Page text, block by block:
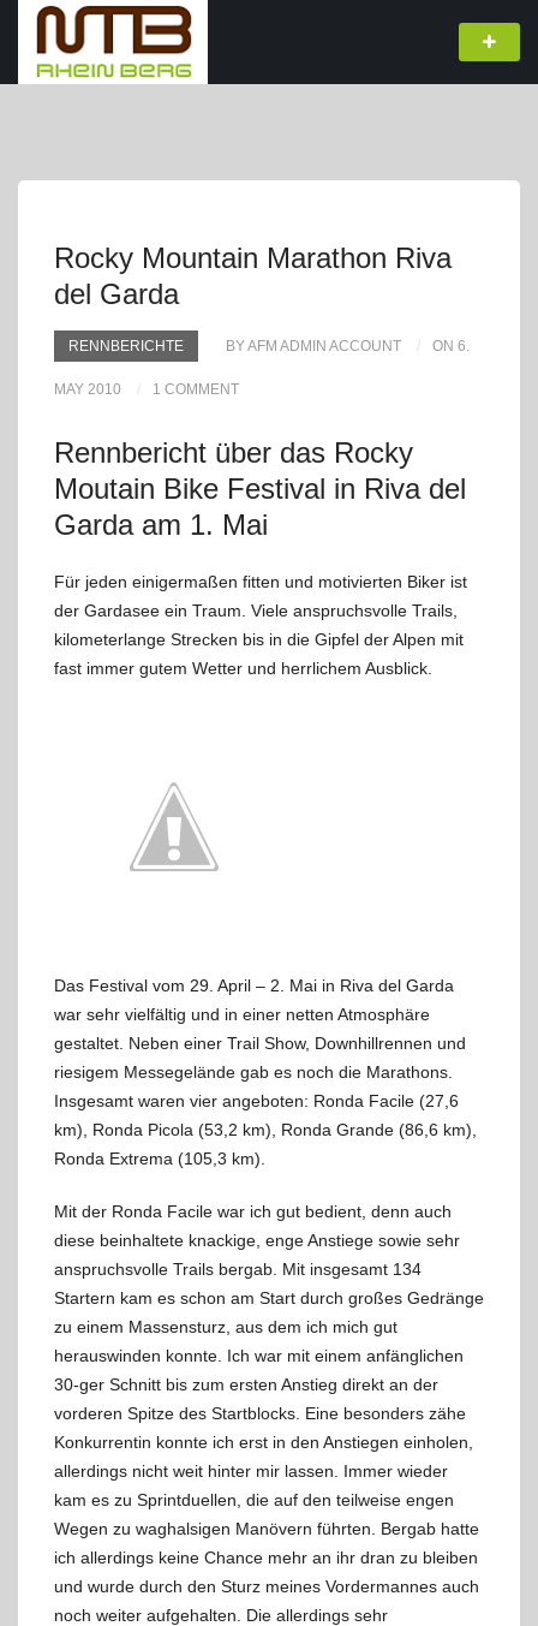
Rocky Mountain Marathon Riva
del Garda
RENNBERICHTE BY AFM ADMIN ACCOUNT ON 6.
MAY 2010 1 COMMENT
Rennbericht über das Rocky
Moutain Bike Festival in Riva del
Garda am 1. Mai
Für jeden einigermaßen fitten und motivierten Biker ist
der Gardasee ein Traum. Viele anspruchsvolle Trails,
kilometerlange Strecken bis in die Gipfel der Alpen mit
fast immer gutem Wetter und herrlichem Ausblick.
Das Festival vom 29. April – 2. Mai in Riva del Garda
war sehr vielfältig und in einer netten Atmosphäre
gestaltet. Neben einer Trail Show, Downhillrennen und
riesigem Messegelände gab es noch die Marathons.
Insgesamt waren vier angeboten: Ronda Facile (27,6
km), Ronda Picola (53,2 km), Ronda Grande (86,6 km),
Ronda Extrema (105,3 km).
Mit der Ronda Facile war ich gut bedient, denn auch
diese beinhaltete knackige, enge Anstiege sowie sehr
anspruchsvolle Trails bergab. Mit insgesamt 134
Startern kam es schon am Start durch großes Gedränge
zu einem Massensturz, aus dem ich mich gut
herauswinden konnte. Ich war mit einem anfänglichen
30-ger Schnitt bis zum ersten Anstieg direkt an der
vorderen Spitze des Startblocks. Eine besonders zähe
Konkurrentin konnte ich erst in den Anstiegen einholen,
allerdings nicht weit hinter mir lassen. Immer wieder
kam es zu Sprintduellen, die auf den teilweise engen
Wegen zu waghalsigen Manövern führten. Bergab hatte
ich allerdings keine Chance mehr an ihr dran zu bleiben
und wurde durch den Sturz meines Vordermannes auch
noch weiter aufgehalten. Die allerdings sehr